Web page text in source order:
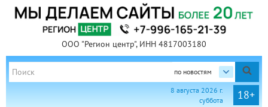
ООО "Регион центр", ИНН 4817003180
по новостям
18+
8 августа 2026 г.
суббота